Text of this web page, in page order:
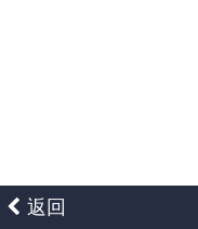
返回